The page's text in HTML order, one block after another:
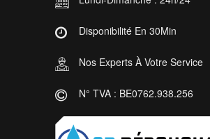
Disponibilité En 30Min
Nos Experts À Votre Service
N° TVA : BE0762.938.256